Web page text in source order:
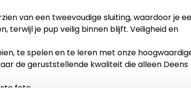
van een tweevoudige sluiting, waardoor je
terwijl je pup veilig binnen blijft. Veiligheid en
te spelen en te leren met onze
de geruststellende kwaliteit die alleen Deens
foto.